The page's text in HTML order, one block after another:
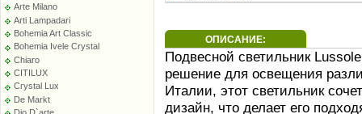
Arte Milano
Arti Lampadari
Bohemia Art Classic
Bohemia Ivele Crystal
Chiaro
CITILUX
Crystal Lux
De Markt
ОПИСАНИЕ:
Подвесной светильник
решение для освещения
Италии, этот светильник
дизайн, что делает его